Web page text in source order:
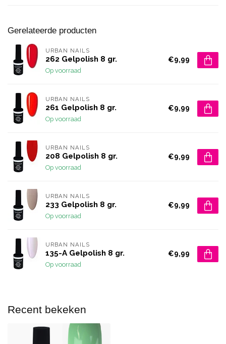
Gerelateerde producten
URBAN NAILS
262 Gelpolish 8 gr.
Op voorraad
€9,99
URBAN NAILS
261 Gelpolish 8 gr.
Op voorraad
€9,99
URBAN NAILS
208 Gelpolish 8 gr.
Op voorraad
€9,99
URBAN NAILS
233 Gelpolish 8 gr.
Op voorraad
€9,99
URBAN NAILS
135-A Gelpolish 8 gr.
Op voorraad
€9,99
Recent bekeken